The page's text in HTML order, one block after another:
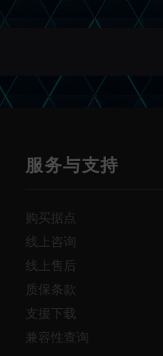
服务与支持
购买据点
线上咨询
线上售后
质保条款
支援下载
兼容性查询